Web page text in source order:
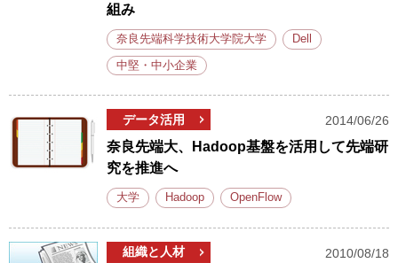
組み
奈良先端科学技術大学院大学 Dell
中堅・中小企業
データ活用 2014/06/26
奈良先端大、Hadoop基盤を活用して先端研
究を推進へ
大学 Hadoop OpenFlow
組織と人材 2010/08/18